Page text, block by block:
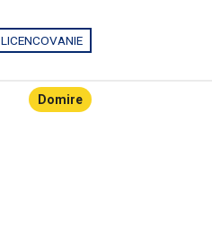
LICENCOVANIE
Domire